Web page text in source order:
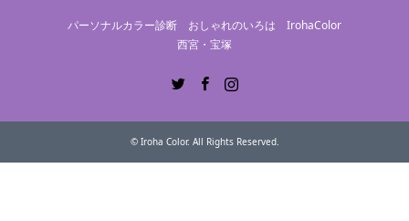
パーソナルカラー診断 おしゃれのいろは IrohaColor
西宮・宝塚
© Iroha Color. All Rights Reserved.